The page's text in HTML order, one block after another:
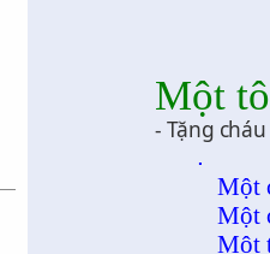
Một
- Tặng
.
Một
Một
Một